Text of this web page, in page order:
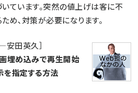
ています。突然の値上げは客に不
め、対策が必要になります。
安田英久］
埋め込みで再生開始
を指定する方法